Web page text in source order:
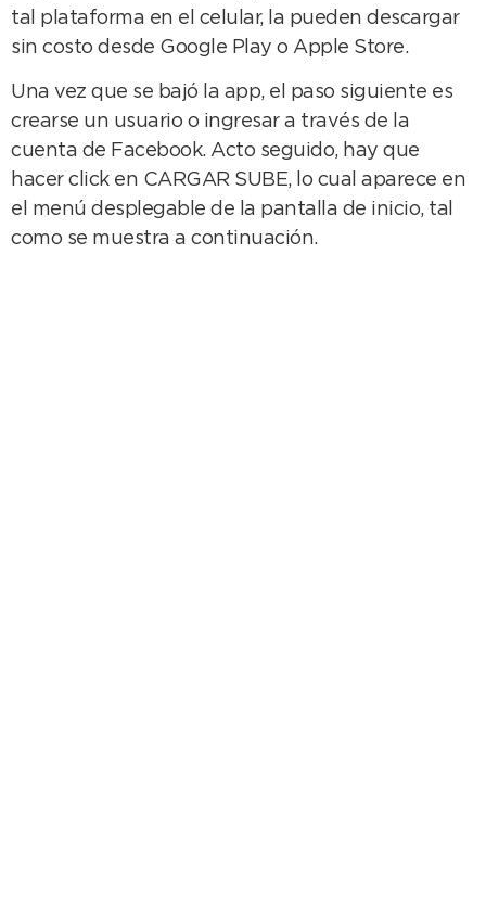
tal plataforma en el celular, la pueden descargar
sin costo desde Google Play o Apple Store.
Una vez que se bajó la app, el paso siguiente es
crearse un usuario o ingresar a través de la
cuenta de Facebook. Acto seguido, hay que
hacer click en CARGAR SUBE, lo cual aparece en
el menú desplegable de la pantalla de inicio, tal
como se muestra a continuación.